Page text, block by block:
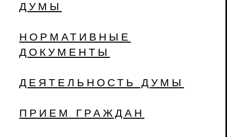
ДУМЫ
НОРМАТИВНЫЕ
ДОКУМЕНТЫ
ДЕЯТЕЛЬНОСТЬ ДУМЫ
ПРИЕМ ГРАЖДАН